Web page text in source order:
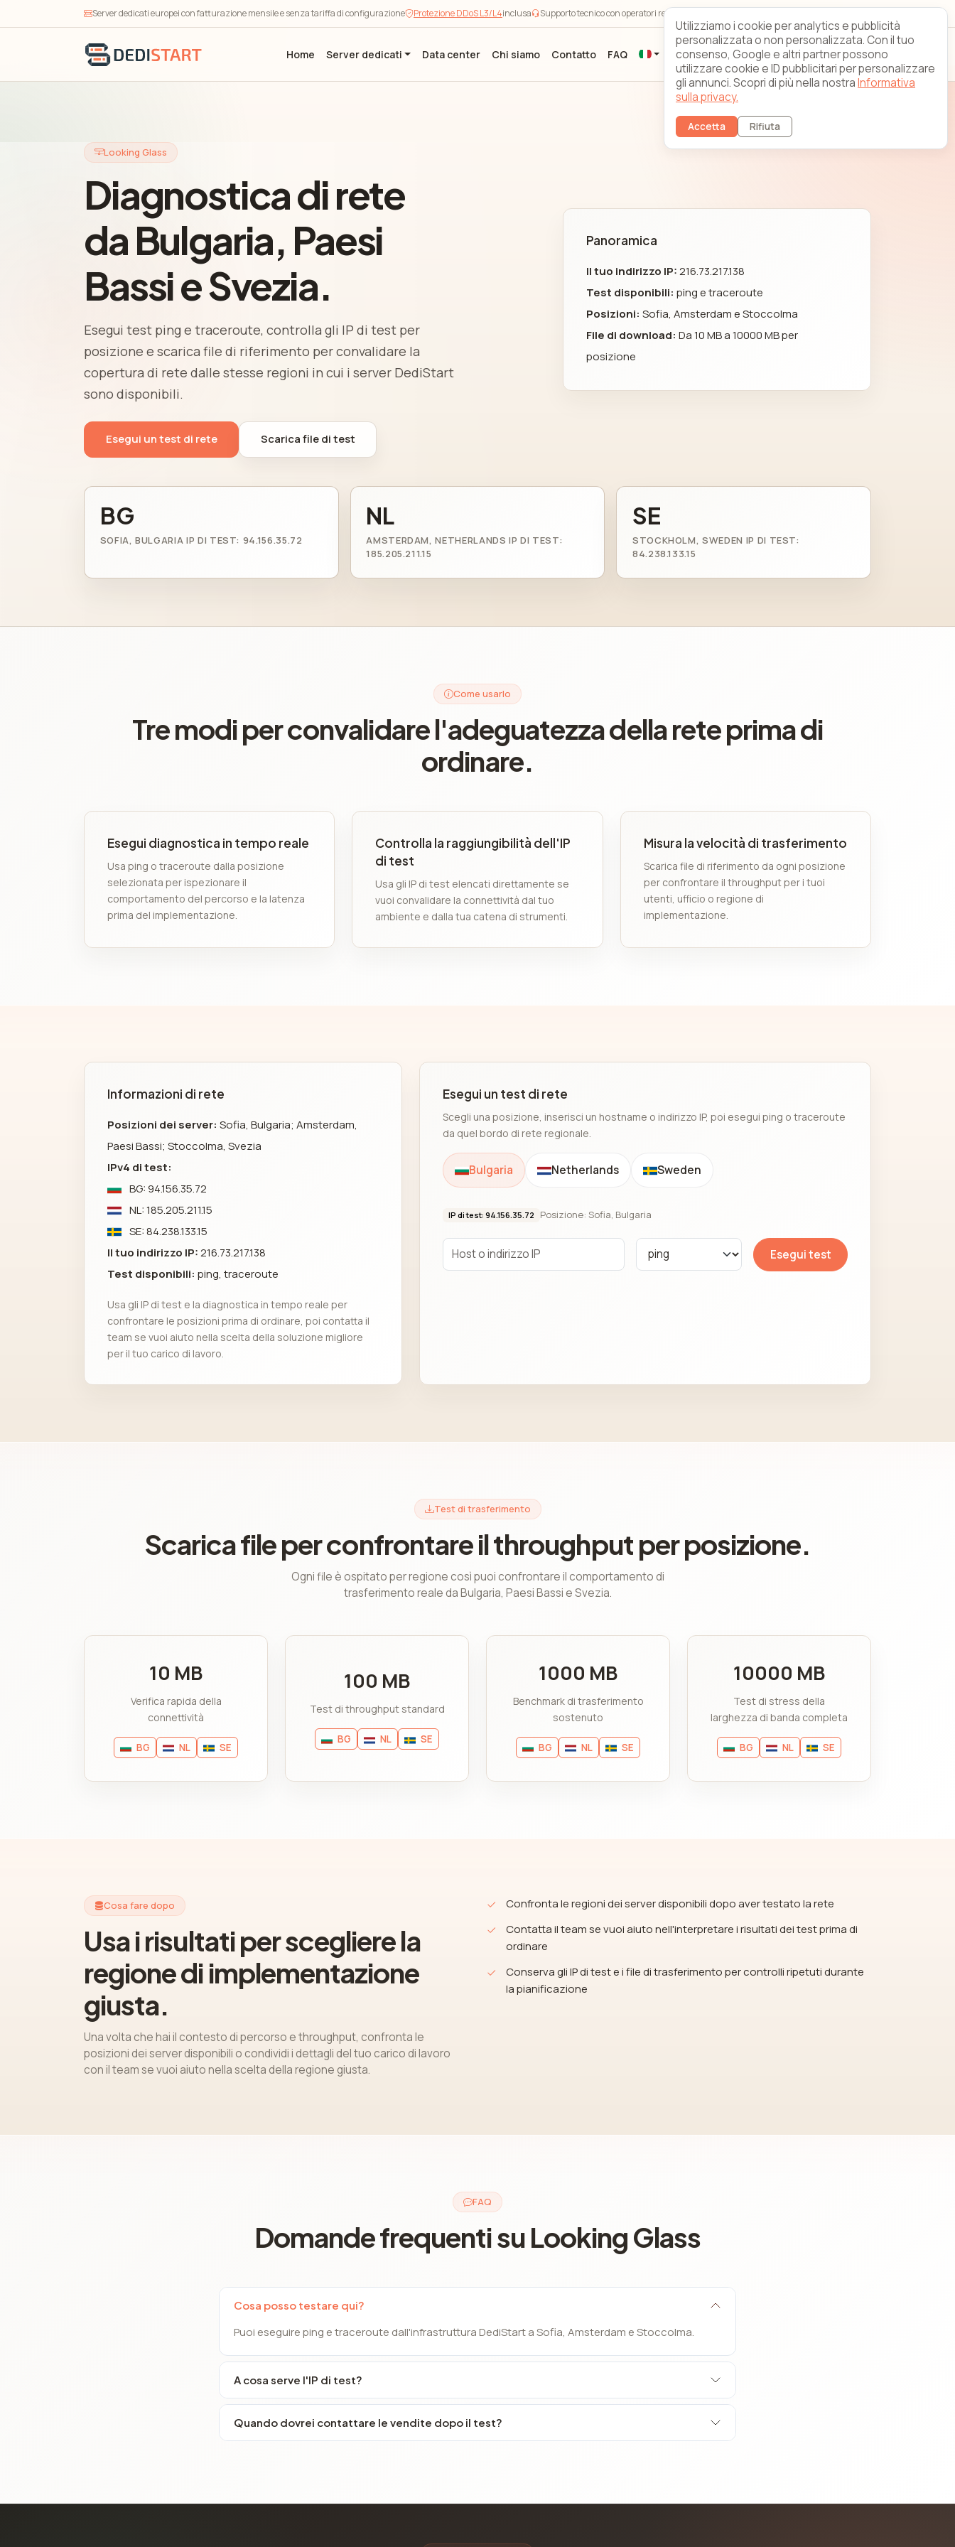
Server dedicati europei con fatturazione mensile e senza tariffa di configurazione Protezione DDoS L3/L4inclusa Supporto tecnico con operatori reali 24/7/365
Home Server dedicati Data center Chi siamo Contatto FAQ Registrati Accesso clienti
Looking Glass
Diagnostica di rete
da Bulgaria, Paesi
Bassi e Svezia.
Esegui test ping e traceroute, controlla gli IP di test per
posizione e scarica file di riferimento per convalidare la
copertura di rete dalle stesse regioni in cui i server DediStart
sono disponibili.
Esegui un test di rete Scarica file di test
Panoramica
Il tuo indirizzo IP:216.73.217.138
Test disponibili: ping e traceroute
Posizioni: Sofia, Amsterdam e Stoccolma
File di download: Da 10 MB a 10000 MB per
posizione
BG
SOFIA, BULGARIA IP DI TEST: 94.156.35.72
NL
AMSTERDAM, NETHERLANDS IP DI TEST:
185.205.211.15
SE
STOCKHOLM, SWEDEN IP DI TEST:
84.238.133.15
Come usarlo
Tre modi per convalidare l'adeguatezza della rete prima di
ordinare.
Esegui diagnostica in tempo reale
Usa ping o traceroute dalla posizione
selezionata per ispezionare il
comportamento del percorso e la latenza
prima del implementazione.
Controlla la raggiungibilità dell'IP
di test
Usa gli IP di test elencati direttamente se
vuoi convalidare la connettività dal tuo
ambiente e dalla tua catena di strumenti.
Misura la velocità di trasferimento
Scarica file di riferimento da ogni posizione
per confrontare il throughput per i tuoi
utenti, ufficio o regione di
implementazione.
Informazioni di rete
Posizioni dei server: Sofia, Bulgaria; Amsterdam,
Paesi Bassi; Stoccolma, Svezia
IPv4 di test:
BG: 94.156.35.72
NL: 185.205.211.15
SE: 84.238.133.15
Il tuo indirizzo IP:216.73.217.138
Test disponibili: ping, traceroute
Usa gli IP di test e la diagnostica in tempo reale per
confrontare le posizioni prima di ordinare, poi contatta il
team se vuoi aiuto nella scelta della soluzione migliore
per il tuo carico di lavoro.
Esegui un test di rete
Scegli una posizione, inserisci un hostname o indirizzo IP, poi esegui ping o traceroute
da quel bordo di rete regionale.
Bulgaria Netherlands Sweden
IP di test: 94.156.35.72 Posizione: Sofia, Bulgaria
Esegui test
Test di trasferimento
Scarica file per confrontare il throughput per posizione.
Ogni file è ospitato per regione così puoi confrontare il comportamento di
trasferimento reale da Bulgaria, Paesi Bassi e Svezia.
10 MB
Verifica rapida della
connettività
BG NL SE
100 MB
Test di throughput standard
BG NL SE
1000 MB
Benchmark di trasferimento
sostenuto
BG NL SE
10000 MB
Test di stress della
larghezza di banda completa
BG NL SE
Cosa fare dopo
Usa i risultati per scegliere la
regione di implementazione
giusta.
Una volta che hai il contesto di percorso e throughput, confronta le
posizioni dei server disponibili o condividi i dettagli del tuo carico di lavoro
con il team se vuoi aiuto nella scelta della regione giusta.
Confronta le regioni dei server disponibili dopo aver testato la rete
Contatta il team se vuoi aiuto nell'interpretare i risultati dei test prima di
ordinare
Conserva gli IP di test e i file di trasferimento per controlli ripetuti durante
la pianificazione
FAQ
Domande frequenti su Looking Glass
Cosa posso testare qui?
Puoi eseguire ping e traceroute dall'infrastruttura DediStart a Sofia, Amsterdam e Stoccolma.
A cosa serve l'IP di test?
Quando dovrei contattare le vendite dopo il test?
Utilizziamo i cookie per analytics e pubblicità
personalizzata o non personalizzata. Con il tuo
consenso, Google e altri partner possono
utilizzare cookie e ID pubblicitari per personalizzare
gli annunci. Scopri di più nella nostraInformativa
sulla privacy.
Accetta Rifiuta